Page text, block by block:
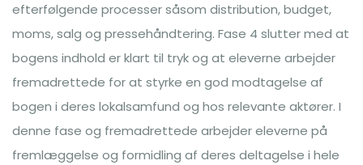
efterfølgende processer såsom distribution, budget,
moms, salg og pressehåndtering. Fase 4 slutter med at
bogens indhold er klart til tryk og at eleverne arbejder
fremadrettede for at styrke en god modtagelse af
bogen i deres lokalsamfund og hos relevante aktører. I
denne fase og fremadrettede arbejder eleverne på
fremlæggelse og formidling af deres deltagelse i hele